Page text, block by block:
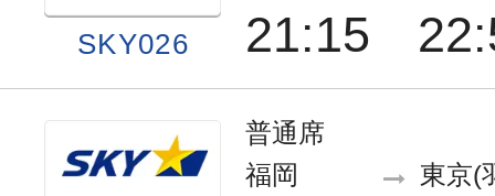
SKY026 21:15
普通席
福岡
東京(